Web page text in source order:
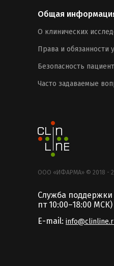
Общая
О клинических
Права и обязанности
Безопасность
Часто задаваемые
ООО «ИФАРМА» © 2018 -
Служба поддержки
пт 10:00–18:00 MCК)
E-mail: